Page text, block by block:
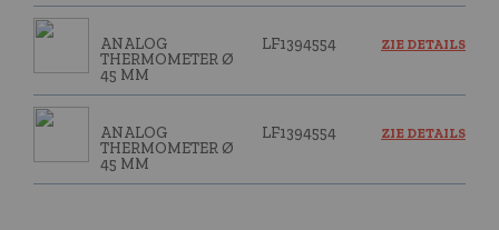
ANALOG
THERMOMETER Ø
45 MM
LF1394554 ZIE DETAILS
ANALOG
THERMOMETER Ø
45 MM
LF1394554 ZIE DETAILS